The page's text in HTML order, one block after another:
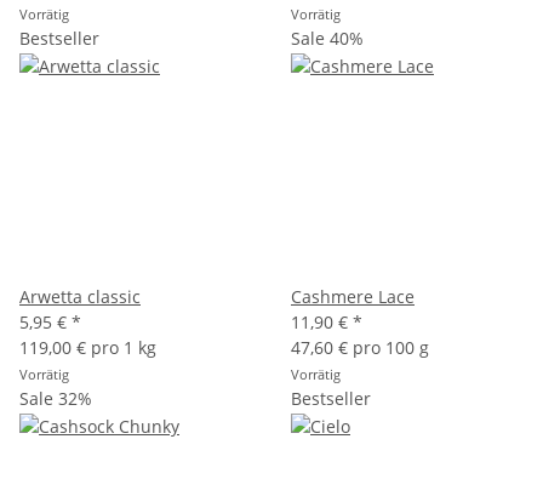
Vorrätig Vorrätig
Bestseller
Arwetta classic
5,95 € *
119,00 € pro 1 kg
Vorrätig
Sale 40%
Cashmere Lace
11,90 € *
47,60 € pro 100 g
Vorrätig
Sale 32% Bestseller